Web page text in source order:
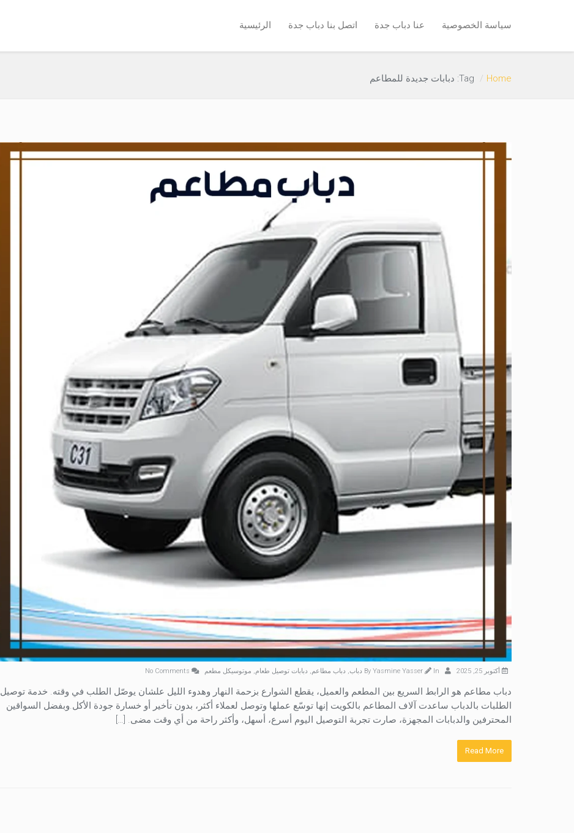
الرئيسية اتصل بنا دباب جدة عنا دباب جدة سياسة الخصوصية
Home Tag: دبابات جديدة للمطاعم
أكتوبر 25, 2025 Yasmine Yasser In دباب دباب مطاعم دبابات توصيل طعام موتوسيكل مطعم
دباب مطاعم هو الرابط السريع بين المطعم والعميل، يقطع الشوارع بزحمة النهار وهدوء الليل علشان يوصّل الطلب في وقته. خدمة توصيل
الطلبات بالدباب ساعدت آلاف المطاعم بالكويت إنها توسّع عملها وتوصل لعملاء أكثر، بدون تأخير أو خسارة جودة الأكل.وبفضل السواقين
المحترفين والدبابات المجهزة، صارت تجربة التوصيل اليوم أسرع، أسهل، وأكثر راحة من أي وقت مضى. […]
Read More